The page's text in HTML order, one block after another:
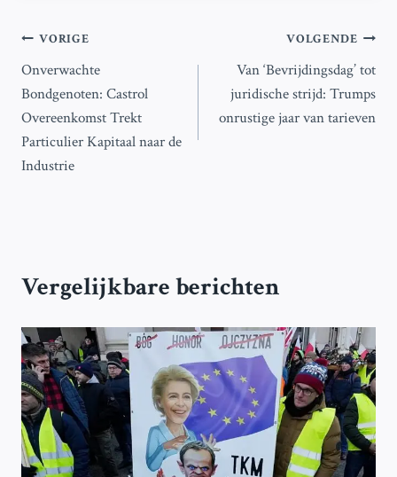
Bericht
navigatie
VORIGE
Onverwachte
Bondgenoten: Castrol
Overeenkomst Trekt
Particulier Kapitaal naar de
Industrie
VOLGENDE
Van ‘Bevrijdingsdag’ tot
juridische strijd: Trumps
onrustige jaar van tarieven
Vergelijkbare berichten